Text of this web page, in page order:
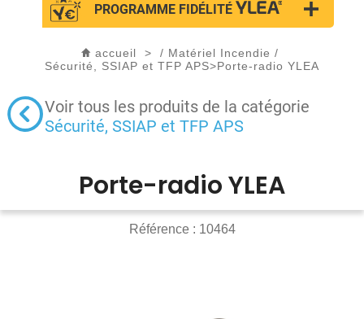
PROGRAMME FIDÉLITÉ
accueil > / Matériel Incendie /
Sécurité, SSIAP et TFP APS>Porte-radio YLEA
Voir tous les produits de la catégorie
Sécurité, SSIAP et TFP APS
Porte-radio YLEA
Référence : 10464